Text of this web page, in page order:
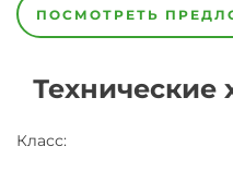
ПОСМОТРЕТЬ
Технические
Класс: